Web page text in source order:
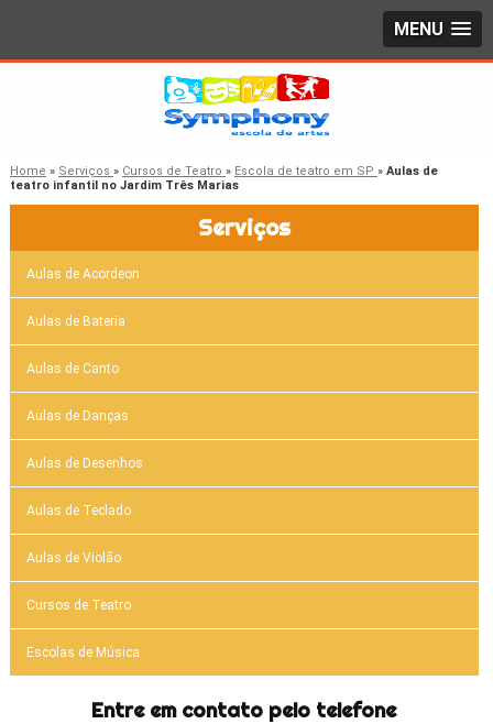
MENU
Home » Serviços » Cursos de Teatro » Escola de teatro em SP » Aulas de
teatro infantil no Jardim Três Marias
Serviços
Aulas de Acordeon
Aulas de Bateria
Aulas de Canto
Aulas de Danças
Aulas de Desenhos
Aulas de Teclado
Aulas de Violão
Cursos de Teatro
Escolas de Música
Entre em contato pelo telefone